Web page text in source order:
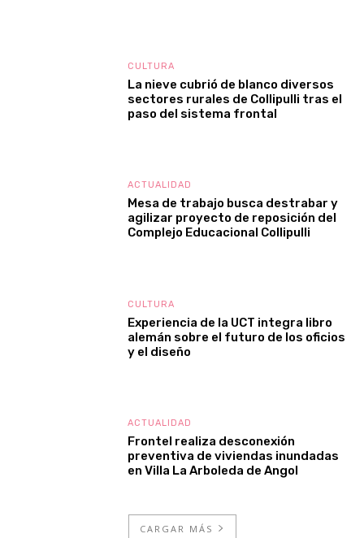
CULTURA
La nieve cubrió de blanco diversos
sectores rurales de Collipulli tras el
paso del sistema frontal
ACTUALIDAD
Mesa de trabajo busca destrabar y
agilizar proyecto de reposición del
Complejo Educacional Collipulli
CULTURA
Experiencia de la UCT integra libro
alemán sobre el futuro de los oficios
y el diseño
ACTUALIDAD
Frontel realiza desconexión
preventiva de viviendas inundadas
en Villa La Arboleda de Angol
CARGAR MÁS